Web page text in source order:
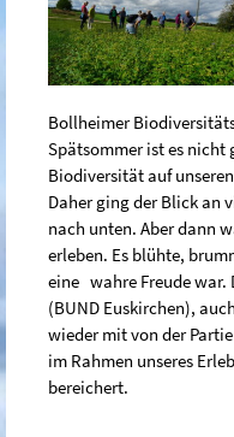
Bollheimer
Spätsommer ist es nicht
Biodiversität auf
Daher ging der Blick an
nach unten. Aber dann
erleben. Es blühte,
eine wahre Freude war.
(BUND Euskirchen),
wieder mit von der
im Rahmen unseres
bereichert.